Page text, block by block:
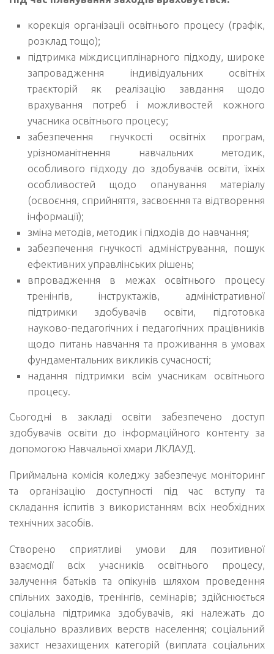
корекція організації освітнього процесу (графік,
розклад тощо);
підтримка міждисциплінарного підходу, широке
запровадження індивідуальних освітніх
траєкторій як реалізацію завдання щодо
врахування потреб і можливостей кожного
учасника освітнього процесу;
забезпечення гнучкості освітніх програм,
урізноманітнення навчальних методик,
особливого підходу до здобувачів освіти, їхніх
особливостей щодо опанування матеріалу
(освоєння, сприйняття, засвоєння та відтворення
інформації);
зміна методів, методик і підходів до навчання;
забезпечення гнучкості адміністрування, пошук
ефективних управлінських рішень;
впровадження в межах освітнього процесу
тренінгів, інструктажів, адміністративної
підтримки здобувачів освіти, підготовка
науково-педагогічних і педагогічних працівників
щодо питань навчання та проживання в умовах
фундаментальних викликів сучасності;
надання підтримки всім учасникам освітнього
процесу.
Сьогодні в закладі освіти забезпечено доступ
здобувачів освіти до інформаційного контенту за
допомогою Навчальної хмари ЛКЛАУД.
Приймальна комісія коледжу забезпечує моніторинг
та організацію доступності під час вступу та
складання іспитів з використанням всіх необхідних
технічних засобів.
Створено сприятливі умови для позитивної
взаємодії всіх учасників освітнього процесу,
залучення батьків та опікунів шляхом проведення
спільних заходів, тренінгів, семінарів; здійснюється
соціальна підтримка здобувачів, які належать до
соціально вразливих верств населення; соціальний
захист незахищених категорій (виплата соціальних